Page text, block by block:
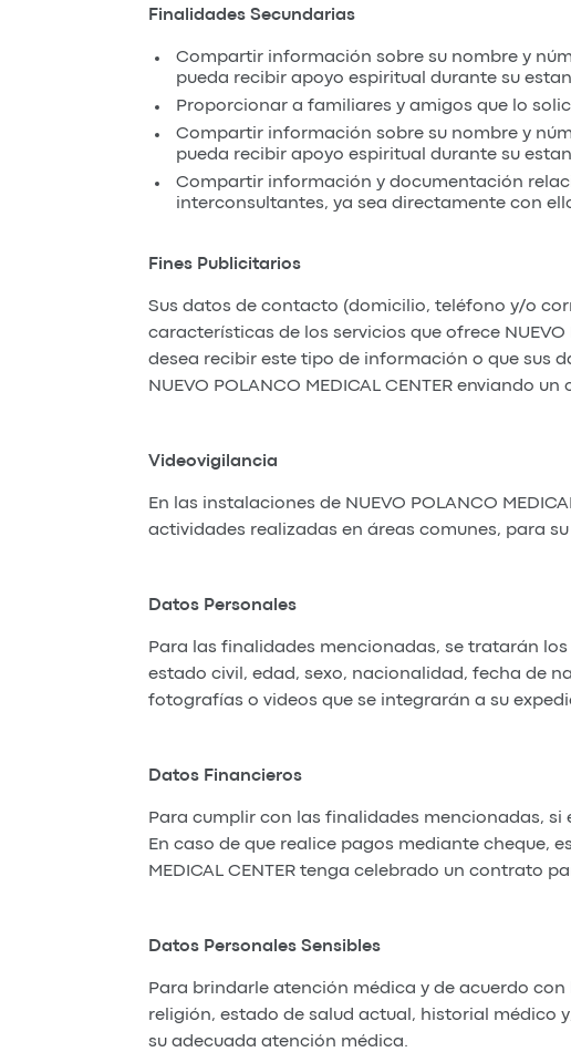
Finalidades Secundarias
Compartir información sobre su nombre y
pueda recibir apoyo espiritual durante su
Proporcionar a familiares y amigos que lo
Compartir información sobre su nombre y
pueda recibir apoyo espiritual durante su
Compartir información y documentación
interconsultantes, ya sea directamente con
Fines Publicitarios
Sus datos de contacto (domicilio, teléfono y/o
características de los servicios que ofrece
desea recibir este tipo de información o que sus
NUEVO POLANCO MEDICAL CENTER enviando
Videovigilancia
En las instalaciones de NUEVO POLANCO
actividades realizadas en áreas comunes, para
Datos Personales
Para las finalidades mencionadas, se tratarán
estado civil, edad, sexo, nacionalidad, fecha de
fotografías o videos que se integrarán a su
Datos Financieros
Para cumplir con las finalidades mencionadas,
En caso de que realice pagos mediante cheque,
MEDICAL CENTER tenga celebrado un contrato
Datos Personales Sensibles
Para brindarle atención médica y de acuerdo
religión, estado de salud actual, historial médico
su adecuada atención médica.